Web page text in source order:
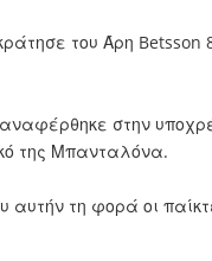
του Άρη Betsson
στην
της Μπανταλόνα.
τη φορά οι